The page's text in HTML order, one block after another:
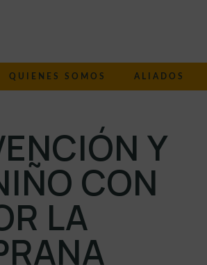
QUIENES SOMOS ALIADOS
Y
CON
LA